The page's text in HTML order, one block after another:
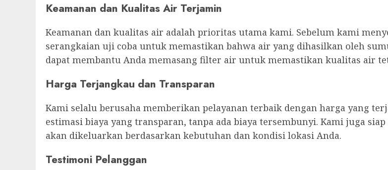
Keamanan dan Kualitas Air Terjamin
Keamanan dan kualitas air adalah prioritas utama kami. Sebelum kami
serangkaian uji coba untuk memastikan bahwa air yang dihasilkan oleh
dapat membantu Anda memasang filter air untuk memastikan kualitas air
Harga Terjangkau dan Transparan
Kami selalu berusaha memberikan pelayanan terbaik dengan harga yang
estimasi biaya yang transparan, tanpa ada biaya tersembunyi. Kami juga
akan dikeluarkan berdasarkan kebutuhan dan kondisi lokasi Anda.
Testimoni Pelanggan